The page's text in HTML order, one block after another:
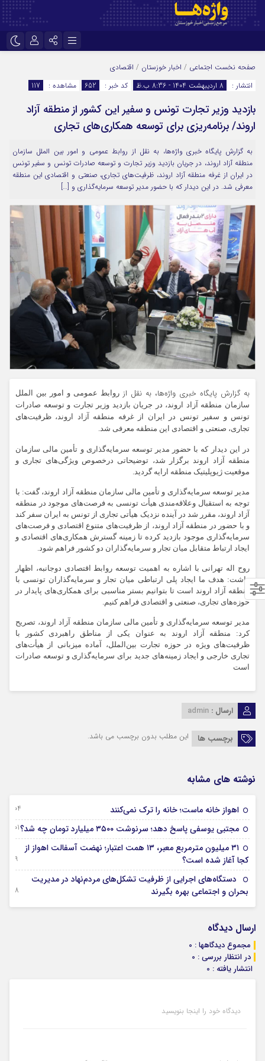
اینستاگرام
سروش
ایتا
آپارات
اپلیکیشن رمز عبور
مرا به خاطر بسپار
صفحه نخست اجتماعی / اخبار خوزستان / اقتصادی
انتشار :
8 اردیبهشت 1404 - 8:36 ب.ظ کد خبر : 652 مشاهده : 117
بازدید وزیر تجارت تونس و سفیر این کشور از منطقه آزاد
اروند/ برنامه‌ریزی برای توسعه همکاری‌های تجاری
به گزارش پایگاه خبری واژه‌ها، به نقل از روابط عمومی و امور بین الملل سازمان
منطقه آزاد اروند، در جریان بازدید وزیر تجارت و توسعه صادرات تونس و سفیر تونس
در ایران از غرفه منطقه آزاد اروند، ظرفیت‌های تجاری، صنعتی و اقتصادی این منطقه
معرفی شد. در این دیدار که با حضور مدیر توسعه سرمایه‌گذاری و […]
به گزارش پایگاه خبری واژه‌ها، به نقل از روابط عمومی و امور بین الملل
سازمان منطقه آزاد اروند، در جریان بازدید وزیر تجارت و توسعه صادرات
تونس و سفیر تونس در ایران از غرفه منطقه آزاد اروند، ظرفیت‌های
تجاری، صنعتی و اقتصادی این منطقه معرفی شد.
در این دیدار که با حضور مدیر توسعه سرمایه‌گذاری و تأمین مالی سازمان
منطقه آزاد اروند برگزار شد، توضیحاتی درخصوص ویژگی‌های تجاری و
موقعیت ژیوپلیتیک منطقه ارایه گردید.
مدیر توسعه سرمایه‌گذاری و تأمین مالی سازمان منطقه آزاد اروند، گفت: با
توجه به استقبال وعلاقه‌مندی هیأت تونسی به فرصت‌های موجود در منطقه
آزاد اروند، مقرر شد در آینده نزدیک هیأتی تجاری از تونس به ایران سفر کند
و با حضور در منطقه آزاد اروند، از ظرفیت‌های متنوع اقتصادی و فرصت‌های
سرمایه‌گذاری موجود بازدید کرده تا زمینه‌ گسترش همکاری‌های اقتصادی و
ایجاد ارتباط متقابل میان تجار و سرمایه‌گذاران دو کشور فراهم شود.
روح اله تهرانی با اشاره به اهمیت توسعه روابط اقتصادی دوجانبه، اظهار
داشت: هدف ما ایجاد پلی ارتباطی میان تجار و سرمایه‌گذاران تونسی با
منطقه آزاد اروند است تا بتوانیم بستر مناسبی برای همکاری‌های پایدار در
حوزه‌های تجاری، صنعتی و اقتصادی فراهم کنیم.
مدیر توسعه سرمایه‌گذاری و تأمین مالی سازمان منطقه آزاد اروند، تصریح
کرد: منطقه آزاد اروند به عنوان یکی از مناطق راهبردی کشور با
ظرفیت‌های ویژه در حوزه تجارت بین‌الملل، آماده میزبانی از هیأت‌های
تجاری خارجی و ایجاد زمینه‌های جدید برای سرمایه‌گذاری و توسعه صادرات
است
ارسال : admin
برچسب ها این مطلب بدون برچسب می باشد.
نوشته های مشابه
اهواز خانه ماست؛ خانه را ترک نمی‌کنند 04 آگوست 2026
مجتبی یوسفی پاسخ دهد؛ سرنوشت ۳۵۰۰ میلیارد تومان چه شد؟ 01 آگوست 2026
۳۱ میلیون مترمربع معبر، ۱۳ همت اعتبار؛ نهضت آسفالت اهواز از
کجا آغاز شده است؟
29 جولای 2026
دستگاه‌های اجرایی از ظرفیت تشکل‌های مردم‌نهاد در مدیریت
بحران و اجتماعی بهره بگیرند
28 جولای 2026
ارسال دیدگاه
مجموع دیدگاهها : 0
در انتظار بررسی : 0
انتشار یافته : 0
دیدگاه خود را اینجا بنویسید